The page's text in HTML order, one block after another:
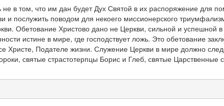
в том, что им дан будет Дух Святой в их распоряжение для
и послужить поводом для некоего миссионерского
Обетование Христово дано не Церкви, сильной и
истине в мире, где господствует ложь. Это обетование
Христе, Подателе жизни. Служение Церкви в мире должно
святые страстотерпцы Борис и Глеб, святые Царственные